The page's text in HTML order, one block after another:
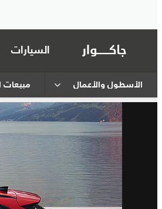
السيارات
الأسطول والأعمال مبيعات